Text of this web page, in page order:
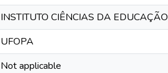
INSTITUTO CIÊNCIAS DA EDUCAÇÃO
UFOPA
Not applicable